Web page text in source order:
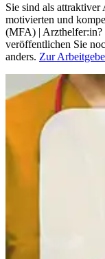
Sie sind als attraktiver
motivierten und
(MFA) | Arzthelfer:in?
veröffentlichen Sie
anders. Zur